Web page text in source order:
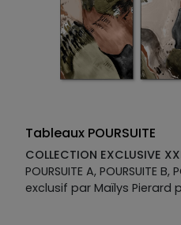
Tableaux POURSUITE
COLLECTION EXCLUSIVE
POURSUITE A, POURSUITE B,
exclusif par Maïlys Pierard